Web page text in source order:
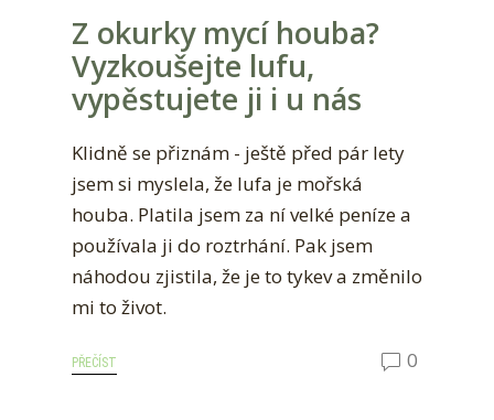
Z okurky mycí houba?
Vyzkoušejte lufu,
vypěstujete ji i u nás
Klidně se přiznám - ještě před pár lety
jsem si myslela, že lufa je mořská
houba. Platila jsem za ní velké peníze a
používala ji do roztrhání. Pak jsem
náhodou zjistila, že je to tykev a změnilo
mi to život.
PŘEČÍST 0